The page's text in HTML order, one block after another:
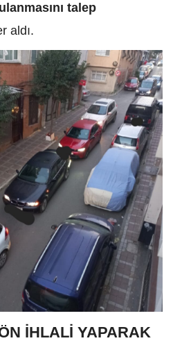
talep
aldı.
İHLALİ YAPARAK